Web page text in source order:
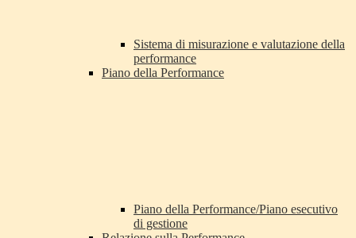
Sistema di misurazione e valutazione della
performance
Piano della Performance
Piano della Performance/Piano esecutivo
di gestione